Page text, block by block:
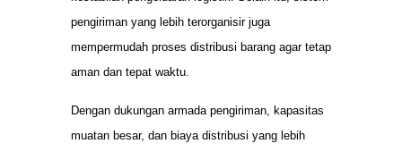
pengiriman yang lebih terorganisir juga
mempermudah proses distribusi barang agar tetap
aman dan tepat waktu.
Dengan dukungan armada pengiriman, kapasitas
muatan besar, dan biaya distribusi yang lebih